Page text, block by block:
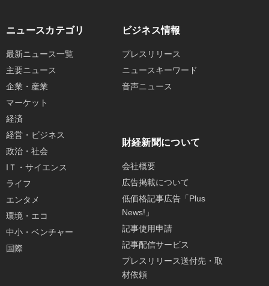
ニュースカテゴリ
最新ニュース一覧
主要ニュース
企業・産業
マーケット
経済
経営・ビジネス
政治・社会
IＴ・サイエンス
ライフ
エンタメ
環境・エコ
中小・ベンチャー
国際
ビジネス情報
プレスリリース
ニュースキーワード
音声ニュース
財経新聞について
会社概要
広告掲載について
低価格記事広告「Plus
News!」
記事使用申請
記事配信サービス
プレスリリース送付先・取
材依頼